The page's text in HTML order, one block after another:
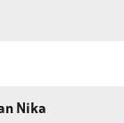
Nika